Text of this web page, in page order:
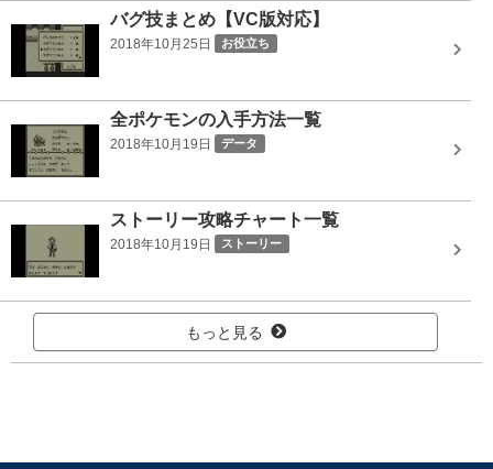
バグ技まとめ【VC版対応】
2018年10月25日 お役立ち
全ポケモンの入手方法一覧
2018年10月19日 データ
ストーリー攻略チャート一覧
2018年10月19日 ストーリー
もっと見る